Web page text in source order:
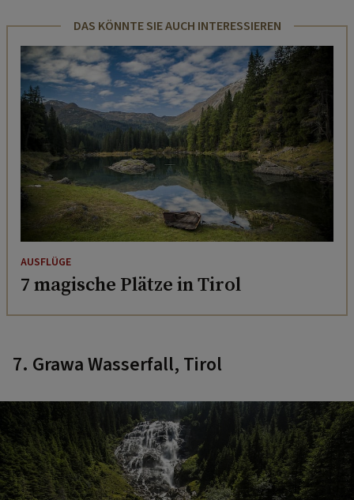
DAS KÖNNTE SIE AUCH INTERESSIEREN
AUSFLÜGE
7 magische Plätze in Tirol
7. Grawa Wasserfall, Tirol